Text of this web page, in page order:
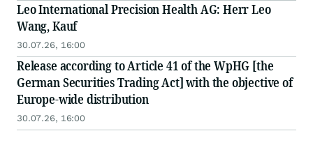
Leo International Precision Health AG: Herr Leo
Wang, Kauf
30.07.26, 16:00
Release according to Article 41 of the WpHG [the
German Securities Trading Act] with the objective of
Europe-wide distribution
30.07.26, 16:00